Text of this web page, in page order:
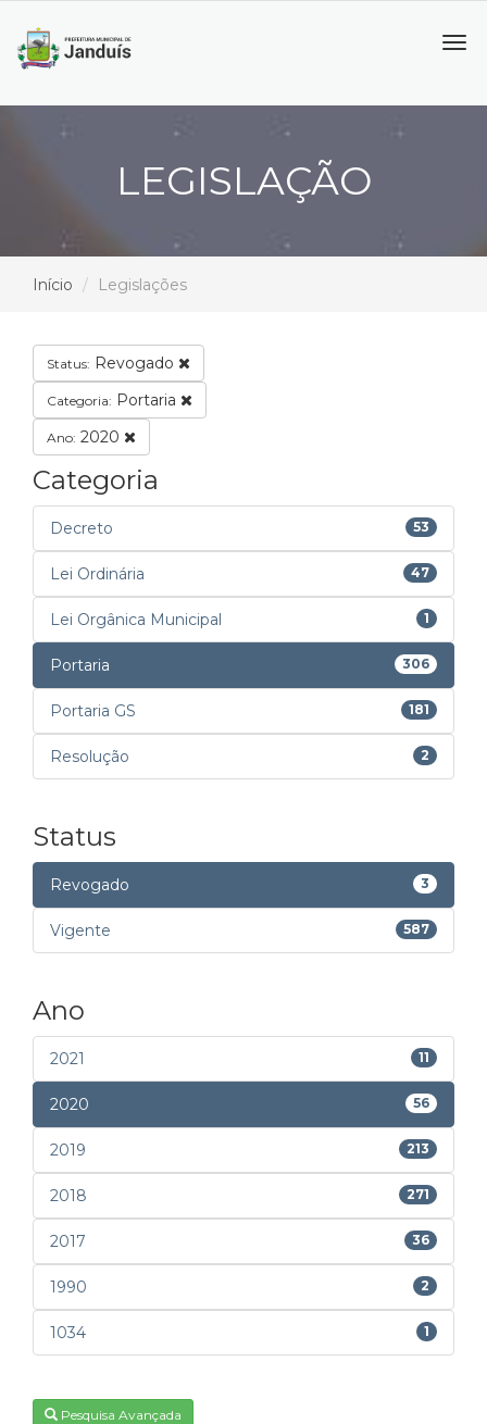
LEGISLAÇÃO
Início Legislações
Status: Revogado
Categoria: Portaria
Ano: 2020
Categoria
Decreto 53
Lei Ordinária 47
Lei Orgânica Municipal 1
Portaria 306
Portaria GS 181
Resolução 2
Status
Revogado 3
Vigente 587
Ano
2021 11
2020 56
2019 213
2018 271
2017 36
1990 2
1034 1
Pesquisa Avançada